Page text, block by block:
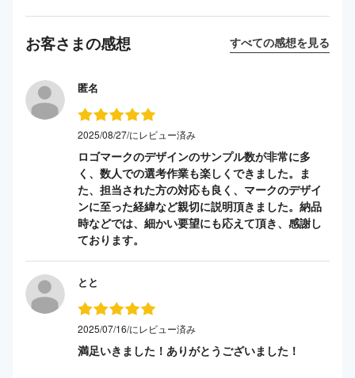
お客さまの感想 すべての感想を見る
匿名
2025/08/27/にレビュー済み
ロゴマークのデザインのサンプル数が非常に多
く、数人での選考作業も楽しくできました。ま
た、担当された方の対応も良く、マークのデザイ
ンに至った経緯など親切に説明頂きました。納品
時などでは、細かい要望にも応えて頂き、感謝し
ております。
とと
2025/07/16/にレビュー済み
満足いきました！ありがとうございました！